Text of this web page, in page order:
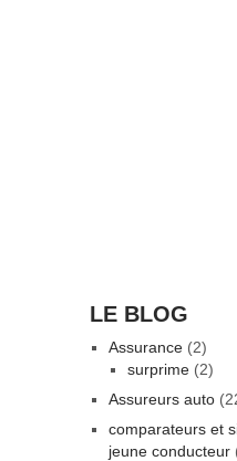
LE BLOG
Assurance (2)
surprime (2)
Assureurs auto
comparateurs et
jeune conducteur